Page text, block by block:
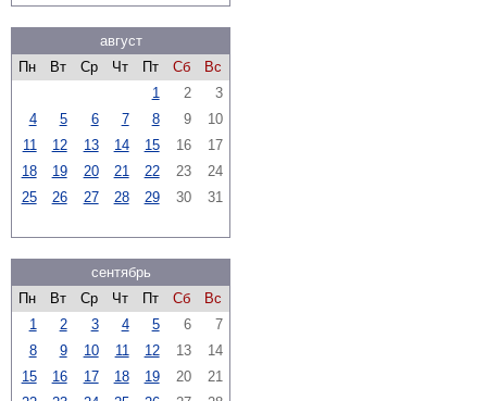
август
Пн
Вт Ср Чт Пт Сб
Вс
1
2
3
4
5 6 7 8 9
10
11
12 13 14 15 16
17
18
19 20 21 22 23
24
25
26 27 28 29 30 31
сентябрь
Пн
Вт Ср Чт Пт Сб
Вс
1
2 3 4 5 6
7
8
9 10 11 12 13
14
15
16 17 18 19 20
21